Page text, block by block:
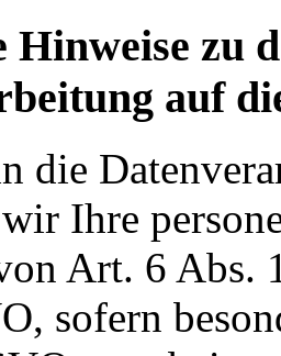
Hinweise zu
auf
die
Ihre
Art. 6 Abs.
sofern